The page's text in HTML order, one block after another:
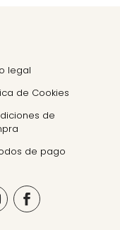
legal
de Cookies
de
de pago